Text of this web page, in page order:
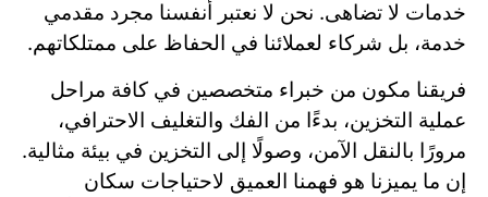
خدمات لا تضاهى. نحن لا نعتبر أنفسنا مجرد مقدمي
خدمة، بل شركاء لعملائنا في الحفاظ على ممتلكاتهم.
فريقنا مكون من خبراء متخصصين في كافة مراحل
عملية التخزين، بدءًا من الفك والتغليف الاحترافي،
مرورًا بالنقل الآمن، وصولًا إلى التخزين في بيئة مثالية.
إن ما يميزنا هو فهمنا العميق لاحتياجات سكان